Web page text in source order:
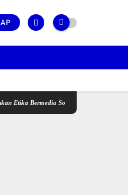
Sosial dan Penguatan Peran